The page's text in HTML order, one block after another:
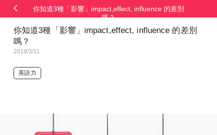
你知道3種「影響」impact,effect, influence 的差別
嗎？
你知道3種「影響」impact,effect, influence 的差別
嗎？
2019/3/11
英語力